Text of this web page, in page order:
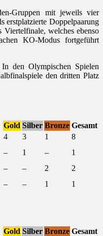
Gruppen mit jeweils vier
erstplatzierte Doppelpaarung
welches ebenso
KO-Modus fortgeführt
den Olympischen Spielen
den dritten Platz
Gold Silber Bronze Gesamt
4 3 1
8
– 1 –
1
– – 2
2
– – 1 1
Gold Silber Bronze Gesamt